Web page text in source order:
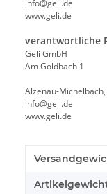
info@geli.de
www.geli.de
verantwortliche
Geli GmbH
Am Goldbach 1
Alzenau-
info@geli.de
www.geli.de
Wert